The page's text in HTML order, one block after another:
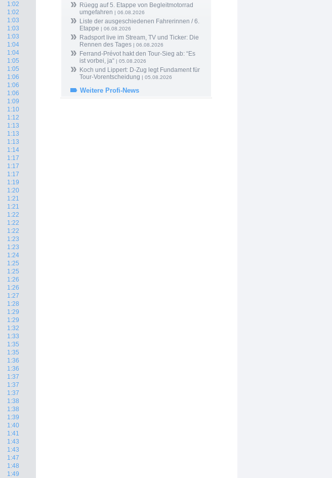
1:02
1:02
1:03
1:03
1:03
1:04
1:04
1:05
1:05
1:06
1:06
1:06
1:09
1:10
1:12
1:13
1:13
1:13
1:14
1:17
1:17
1:17
1:19
1:20
1:21
1:21
1:22
1:22
1:22
1:23
1:23
1:24
1:25
1:25
1:26
1:26
1:27
1:28
1:29
1:29
1:32
1:33
1:35
1:35
1:36
1:36
1:37
1:37
1:37
1:38
1:38
1:39
1:40
1:41
1:43
1:43
1:47
1:48
1:49
Rüegg auf 5. Etappe von Begleitmotorrad
umgefahren | 06.08.2026
Liste der ausgeschiedenen Fahrerinnen / 6.
Etappe | 06.08.2026
Radsport live im Stream, TV und Ticker: Die
Rennen des Tages | 06.08.2026
Ferrand-Prévot hakt den Tour-Sieg ab: “Es
ist vorbei, ja“ | 05.08.2026
Koch und Lippert: D-Zug legt Fundament für
Tour-Vorentscheidung | 05.08.2026
Weitere Profi-News